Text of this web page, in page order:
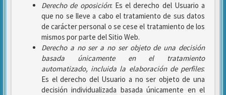
Derecho de oposición: Es el derecho del Usuario a
que no se lleve a cabo el tratamiento de sus datos
de carácter personal o se cese el tratamiento de los
mismos por parte del Sitio Web.
Derecho a no ser a no ser objeto de una decisión
basada únicamente en el tratamiento
automatizado, incluida la elaboración de perfiles:
Es el derecho del Usuario a no ser objeto de una
decisión individualizada basada únicamente en el